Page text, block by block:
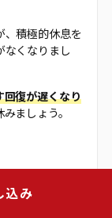
、積極的休息を
なくなりまし
回復が遅くなり
ましょう。
込み